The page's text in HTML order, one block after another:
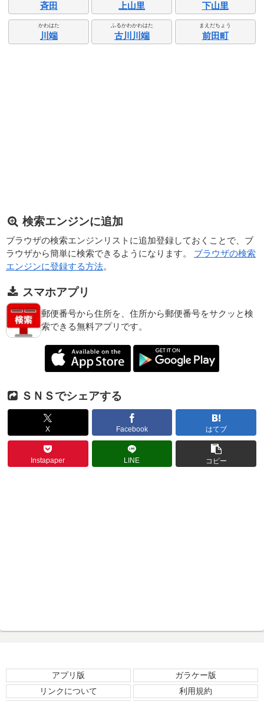
斉田 上山里 下山里
かわはた
川端
ふるかわかわはた
古川川端
まえだちょう
前田町
検索エンジンに追加
ブラウザの検索エンジンリストに追加登録しておくことで、ブ
ラウザから簡単に検索できるようになります。 ブラウザの検索
エンジンに登録する方法。
スマホアプリ
郵便番号から住所を、住所から郵便番号をサクッと検
索できる無料アプリです。
ＳＮＳでシェアする
X Facebook はてブ
Instapaper LINE コピー
アプリ版
ガラケー版
リンクについて
利用規約